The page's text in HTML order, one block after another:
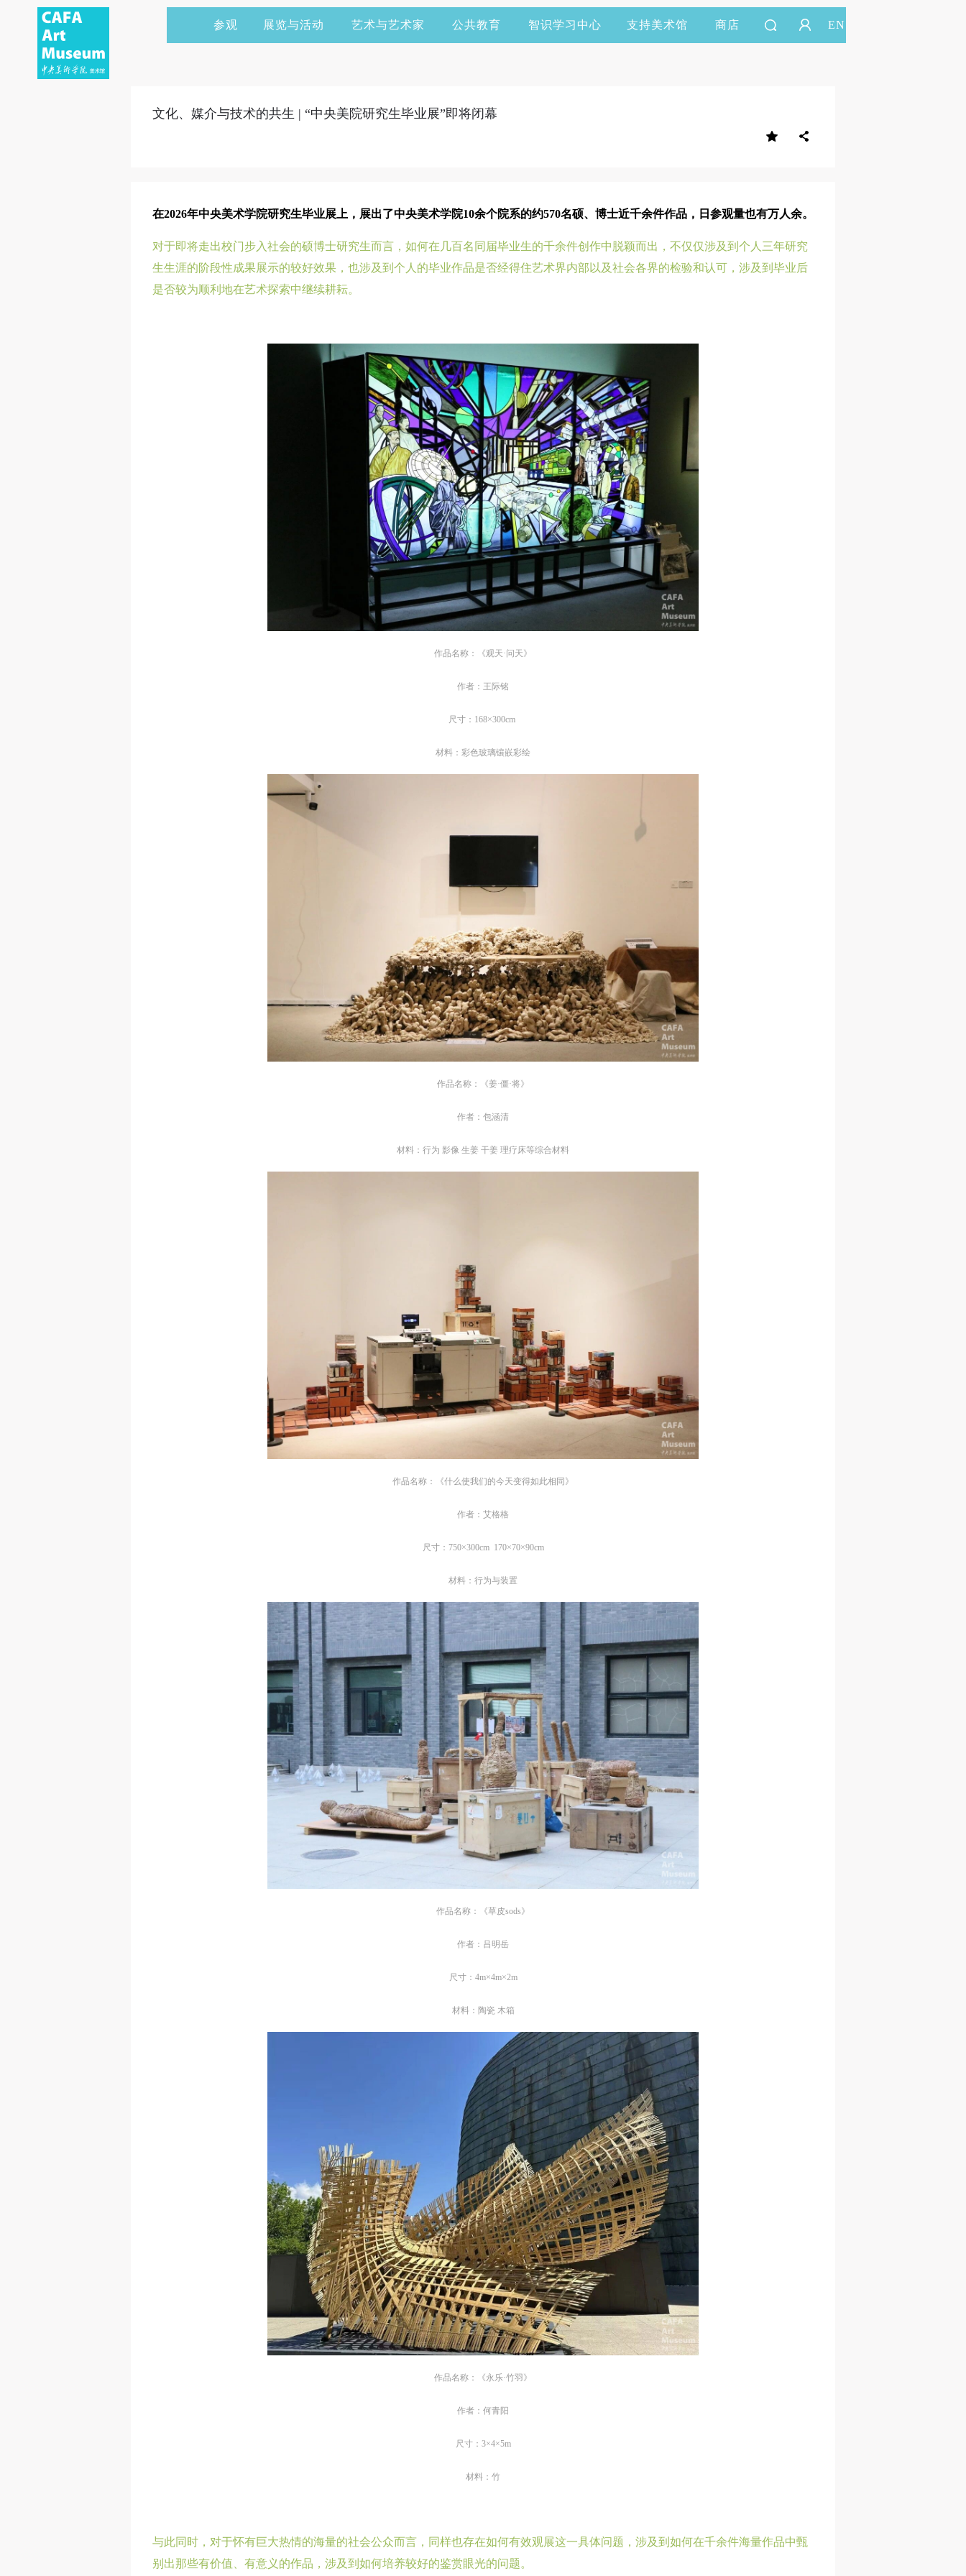
参观 展览与活动 艺术与艺术家 公共教育 智识学习中心 支持美术馆 商店 EN
文化、媒介与技术的共生 | “中央美院研究生毕业展”即将闭幕
在2026年中央美术学院研究生毕业展上，展出了中央美术学院10余个院系‌的‌约570名‌硕、博士近千余件作品，日参观量也有万人余。
对于即将走出校门步入社会的硕博士研究生而言，如何在几百名同届毕业生的千余件‌创作中脱颖而出，不仅仅涉及到个人三年研究
生生涯的阶段性成果展示的较好效果，也涉及到个人的毕业作品是否经得住艺术界内部以及社会各界的检验和认可，涉及到毕业后
是否较为顺利地在艺术探索中继续耕耘。
作品名称：《观天·问天》
作者：王际铭
尺寸：168×300cm
材料：彩色玻璃镶嵌彩绘
作品名称：《姜·僵·将》
作者：包涵清
材料：行为 影像 生姜 干姜 理疗床等综合材料
作品名称：《什么使我们的今天变得如此相同》
作者：艾格格
尺寸：750×300cm 170×70×90cm
材料：行为与装置
作品名称：《草皮sods》
作者：吕明岳
尺寸：4m×4m×2m
材料：陶瓷 木箱
作品名称：《永乐·竹羽》
作者：何青阳
尺寸：3×4×5m
材料：竹
与此同时，对于怀有巨大热情的海量的社会公众而言，同样也存在如何有效观展这一具体问题，涉及到如何在千余件海量作品中甄
别出那些有价值、有意义的作品，涉及到如何培养较好的鉴赏眼光的问题。
中央美术学院美术馆出版授权协议书
参与中央美术学院美术馆公共教育部组织的公益性活动（包括美术馆会员活
动）的涉及本人的图像、照片、文字、著作、活动成果（如参与工作坊创作
的作品）提交中央美术学院用作发表、出版。中央美术学院可以以电子、网
络及其它数字媒体形式公开出版，并同意编入《中国知识资源总库》《中央
美术学院资料库》《中央美术学院美术馆资料库》等相关资料、文献、档案
机构和平台，在中央美术学院中使用和在互联网上传播，同意按相关“章程”规
定享受相关权益。
中央美术学院美术馆活动安全免责协议书
第一条
本次活动公平公正、自愿参加与退出、风险与责任自负的原则。但活动有风
险，参加者应有必要的风险意识。
第二条
参加本次活动者必须遵守中华人民共和国的相关法律、法规，必须遵循道德
和社会公德规范，并应该具备以人为本、团结友爱、互相帮助和助人为乐的
良好品质。
上）未成年人必须在成年人的陪同下参观。
安全保险。活动中一旦出现事故，活动中任何非事故当事人及美术馆将不承
担人身事故的任何责任，但有互相援助的义务。参加活动的成员应当积极主
动的组织实施救援工作，但对事故本身不承担任何法律责任和经济责任。参
加本次活动者的人身安全不负有民事及相关连带责任。
参加活动者在此次活动期间应主动遵守美术馆活动秩序、维护美术馆场地及
展示、展览、馆藏艺术作品及衍生品的安全。活动中一旦因个人原因造成美
术馆场地、空间、艺术品、衍生品等受到不同程度的损失、破坏。活动中任
何非事故当事人及美术馆将不承担相应的责任与损失，应由参与活动者根据
相应的法律条文、组织规定进行协商和赔偿。并追究相应的法律责任和经济
责任。
第六条
参与活动者在参与活动时应当在美术馆工作人员及活动导师、教师指导下进
行，并正确的使用活动中所涉及到的绘画工具、创作材料及配套设备、设
施，若参与者因个人原因在使用相应绘画工具、创作材料及配套设备、设施
造成个人受伤、伤害他人及造成相应工具、材料、设备或设施的故障或损
动中任何非事故当事人及美术馆将不承担人身事故的任何责任。
中央美术学院美术馆肖像权许可使用协议
民法院关于贯彻执行 《中华人民共和国民法通则》若干问题的意见（试行）>
（1）、甲方为本协议中的肖像权人，自愿将自己的肖像权许可乙方作符合本
中央美术学院美术馆出版授权协议书
参与中央美术学院美术馆公共教育部组织的公益性活动（包括美术馆会员活
动）的涉及本人的图像、照片、文字、著作、活动成果（如参与工作坊创作
的作品）提交中央美术学院用作发表、出版。中央美术学院可以以电子、网
络及其它数字媒体形式公开出版，并同意编入《中国知识资源总库》《中央
美术学院资料库》《中央美术学院美术馆资料库》等相关资料、文献、档案
机构和平台，在中央美术学院中使用和在互联网上传播，同意按相关“章程”规
定享受相关权益。
中央美术学院美术馆活动安全免责协议书
第一条
本次活动公平公正、自愿参加与退出、风险与责任自负的原则。但活动有风
险，参加者应有必要的风险意识。
第二条
参加本次活动者必须遵守中华人民共和国的相关法律、法规，必须遵循道德
和社会公德规范，并应该具备以人为本、团结友爱、互相帮助和助人为乐的
良好品质。
上）未成年人必须在成年人的陪同下参观。
安全保险。活动中一旦出现事故，活动中任何非事故当事人及美术馆将不承
担人身事故的任何责任，但有互相援助的义务。参加活动的成员应当积极主
动的组织实施救援工作，但对事故本身不承担任何法律责任和经济责任。参
加本次活动者的人身安全不负有民事及相关连带责任。
参加活动者在此次活动期间应主动遵守美术馆活动秩序、维护美术馆场地及
展示、展览、馆藏艺术作品及衍生品的安全。活动中一旦因个人原因造成美
术馆场地、空间、艺术品、衍生品等受到不同程度的损失、破坏。活动中任
何非事故当事人及美术馆将不承担相应的责任与损失，应由参与活动者根据
相应的法律条文、组织规定进行协商和赔偿。并追究相应的法律责任和经济
责任。
第六条
参与活动者在参与活动时应当在美术馆工作人员及活动导师、教师指导下进
行，并正确的使用活动中所涉及到的绘画工具、创作材料及配套设备、设
施，若参与者因个人原因在使用相应绘画工具、创作材料及配套设备、设施
造成个人受伤、伤害他人及造成相应工具、材料、设备或设施的故障或损
动中任何非事故当事人及美术馆将不承担人身事故的任何责任。
中央美术学院美术馆肖像权许可使用协议
民法院关于贯彻执行 《中华人民共和国民法通则》若干问题的意见（试行）>
（1）、甲方为本协议中的肖像权人，自愿将自己的肖像权许可乙方作符合本
中央美术学院美术馆出版授权协议书
参与中央美术学院美术馆公共教育部组织的公益性活动（包括美术馆会员活
动）的涉及本人的图像、照片、文字、著作、活动成果（如参与工作坊创作
的作品）提交中央美术学院用作发表、出版。中央美术学院可以以电子、网
络及其它数字媒体形式公开出版，并同意编入《中国知识资源总库》《中央
美术学院资料库》《中央美术学院美术馆资料库》等相关资料、文献、档案
机构和平台，在中央美术学院中使用和在互联网上传播，同意按相关“章程”规
定享受相关权益。
中央美术学院美术馆活动安全免责协议书
第一条
本次活动公平公正、自愿参加与退出、风险与责任自负的原则。但活动有风
险，参加者应有必要的风险意识。
第二条
参加本次活动者必须遵守中华人民共和国的相关法律、法规，必须遵循道德
和社会公德规范，并应该具备以人为本、团结友爱、互相帮助和助人为乐的
良好品质。
上）未成年人必须在成年人的陪同下参观。
安全保险。活动中一旦出现事故，活动中任何非事故当事人及美术馆将不承
担人身事故的任何责任，但有互相援助的义务。参加活动的成员应当积极主
动的组织实施救援工作，但对事故本身不承担任何法律责任和经济责任。参
加本次活动者的人身安全不负有民事及相关连带责任。
参加活动者在此次活动期间应主动遵守美术馆活动秩序、维护美术馆场地及
展示、展览、馆藏艺术作品及衍生品的安全。活动中一旦因个人原因造成美
术馆场地、空间、艺术品、衍生品等受到不同程度的损失、破坏。活动中任
何非事故当事人及美术馆将不承担相应的责任与损失，应由参与活动者根据
相应的法律条文、组织规定进行协商和赔偿。并追究相应的法律责任和经济
责任。
第六条
参与活动者在参与活动时应当在美术馆工作人员及活动导师、教师指导下进
行，并正确的使用活动中所涉及到的绘画工具、创作材料及配套设备、设
施，若参与者因个人原因在使用相应绘画工具、创作材料及配套设备、设施
造成个人受伤、伤害他人及造成相应工具、材料、设备或设施的故障或损
动中任何非事故当事人及美术馆将不承担人身事故的任何责任。
中央美术学院美术馆肖像权许可使用协议
民法院关于贯彻执行 《中华人民共和国民法通则》若干问题的意见（试行）>
（1）、甲方为本协议中的肖像权人，自愿将自己的肖像权许可乙方作符合本
手机号码将作为您的登录账号
验证码
登录
可使用雅昌艺术网会员账户登录